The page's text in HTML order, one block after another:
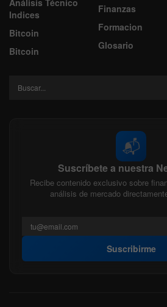
Indices
Bitcoin
Bitcoin
Finanzas
Formacion
Glosario
📬
Suscríbete a nuestra
Recibe contenido exclusivo sobre
análisis de mercado
Suscribirme